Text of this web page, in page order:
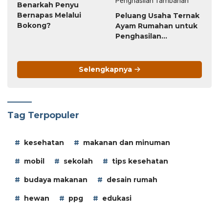
Benarkah Penyu
Bernapas Melalui
Bokong?
Peluang Usaha Ternak
Ayam Rumahan untuk
Penghasilan
Selengkapnya
Tag Terpopuler
kesehatan makanan dan minuman
mobil sekolah tips kesehatan
budaya makanan desain rumah
hewan ppg edukasi